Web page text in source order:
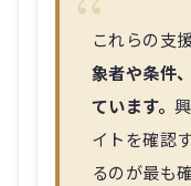
これらの支
象者や条件
ています。
イトを確認
るのが最も